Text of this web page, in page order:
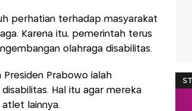
perhatian terhadap masyarakat
Karena itu, pemerintah terus
olahraga disabilitas.
Prabowo ialah
Hal itu agar mereka
lainnya.